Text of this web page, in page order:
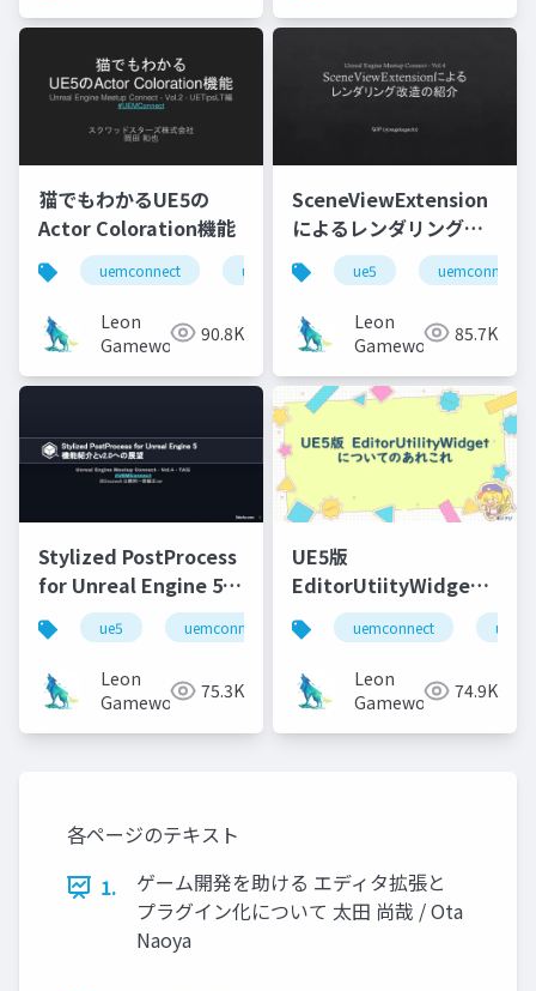
猫でもわかるUE5の
Actor Coloration機能
uemconnect ue5
Leon
Gameworks 90.8K
SceneViewExtension
によるレンダリング改
造の紹介
ue5 uemconnect
Leon
Gameworks 85.7K
Stylized PostProcess
for Unreal Engine 5
機能紹介とv2.0への展
望
ue5 uemconnect
Leon
Gameworks 75.3K
UE5版
EditorUtiityWidget
についてのあれこれ
uemconnect ue5
Leon
Gameworks 74.9K
各ページのテキスト
1.
ゲーム開発を助ける エディタ拡張と
プラグイン化について 太田 尚哉 / Ota
Naoya